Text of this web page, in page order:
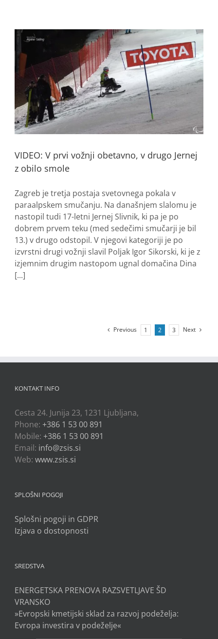
VIDEO: V prvi vožnji obetavno, v drugo Jernej
z obilo smole
Zagreb je tretja postaja svetovnega pokala v
paraalpskem smučanju. Na današnjem slalomu je
nastopil tudi 17-letni Jernej Slivnik, ki pa je po
dobrem prvem teku (med sedečimi smučarji je bil
13.) v drugo odstopil. V njegovi kategoriji je po
izvrstni drugi vožnji slavil Poljak Igor Sikorski, ki je z
izjemnim drugim nastopom ugnal domačina Dina
[...]
Previous 1 2 3 Next
KONTAKT INFO
Cesta 24. Junija 23, 1231 Ljubljana,
Phone: +386 1 53 00 891
Mobile: +386 1 53 00 891
Email: info@zsis.si
Web: www.zsis.si
SPLOŠNI POGOJI
Splošni pogoji in GDPR
Izjava o dostopnosti
SREDSTVA
ENERGETSKA PRENOVA RAZSVETLJAVE ŠD
VRANSKO
»Evropski kmetijski sklad za razvoj podeželja:
Evropa investira v podeželje«